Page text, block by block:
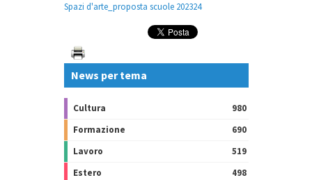
Spazi d'arte_proposta scuole 202324
News per tema
Cultura
980
Formazione
690
Lavoro
519
Estero
498